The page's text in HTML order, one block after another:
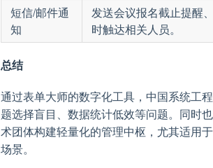
短信/邮件通
知
发送会议报名截止提醒
时触达相关人员。
总结
通过表单大师的数字化工具，中国系统工
题选择盲目、数据统计低效等问题。同时
术团体构建轻量化的管理中枢，尤其适用
场景。